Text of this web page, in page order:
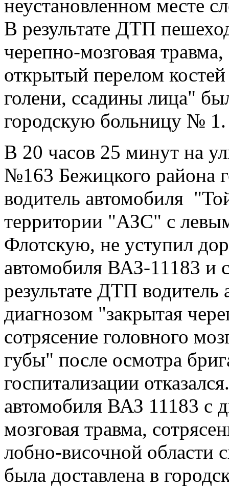
неустановленном месте
В результате ДТП
черепно-мозговая
открытый перелом
голени, ссадины лица"
городскую больницу № 1.
В 20 часов 25 минут на
№163 Бежицкого района
водитель автомобиля
территории "АЗС" с
Флотскую, не уступил
автомобиля ВАЗ-11183 и
результате ДТП
диагнозом "закрытая
сотрясение головного
губы" после осмотра
госпитализации
автомобиля ВАЗ 11183 с
мозговая травма,
лобно-височной области
была доставлена в